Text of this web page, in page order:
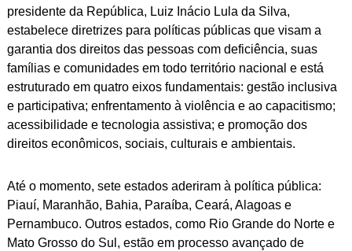
presidente da República, Luiz Inácio Lula da Silva,
estabelece diretrizes para políticas públicas que visam a
garantia dos direitos das pessoas com deficiência, suas
famílias e comunidades em todo território nacional e está
estruturado em quatro eixos fundamentais: gestão inclusiva
e participativa; enfrentamento à violência e ao capacitismo;
acessibilidade e tecnologia assistiva; e promoção dos
direitos econômicos, sociais, culturais e ambientais.
Até o momento, sete estados aderiram à política pública:
Piauí, Maranhão, Bahia, Paraíba, Ceará, Alagoas e
Pernambuco. Outros estados, como Rio Grande do Norte e
Mato Grosso do Sul, estão em processo avançado de